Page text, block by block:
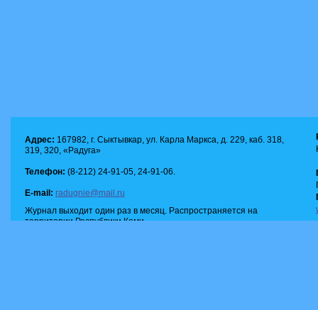
Адрес: 167982, г. Сыктывкар, ул. Карла Маркса, д. 229, каб. 318,
319, 320, «Радуга»
Телефон: (8-212) 24-91-05, 24-91-06.
E-mail: radugnie@mail.ru
Журнал выходит один раз в месяц. Распространяется на
территории Республики Коми.